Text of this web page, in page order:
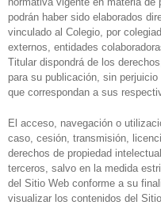
podrán haber sido elaborados
vinculado al Colegio, por
externos, entidades
Titular dispondrá de los
para su publicación, sin
que correspondan a sus
El acceso, navegación o
caso, cesión, transmisión,
derechos de propiedad
terceros, salvo en la medida
del Sitio Web conforme a su
visualizar los contenidos del